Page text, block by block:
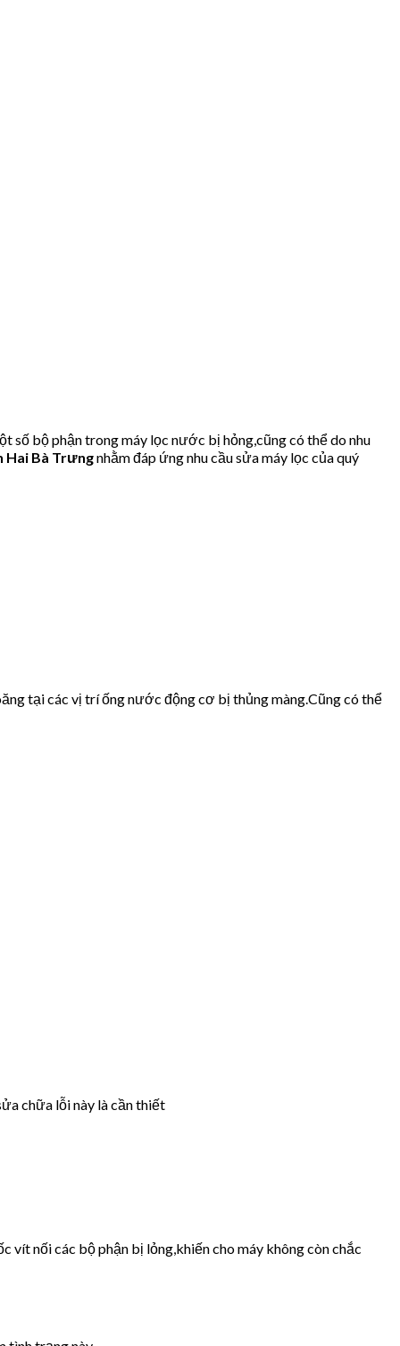
số bộ phận trong máy lọc nước bị hỏng,cũng có thể do nhu
Hai Bà Trưngnhằm đáp ứng nhu cầu sửa máy lọc của quý
tại các vị trí ống nước động cơ bị thủng màng.Cũng có thể
chữa lỗi này là cần thiết
vít nối các bộ phận bị lỏng,khiến cho máy không còn chắc